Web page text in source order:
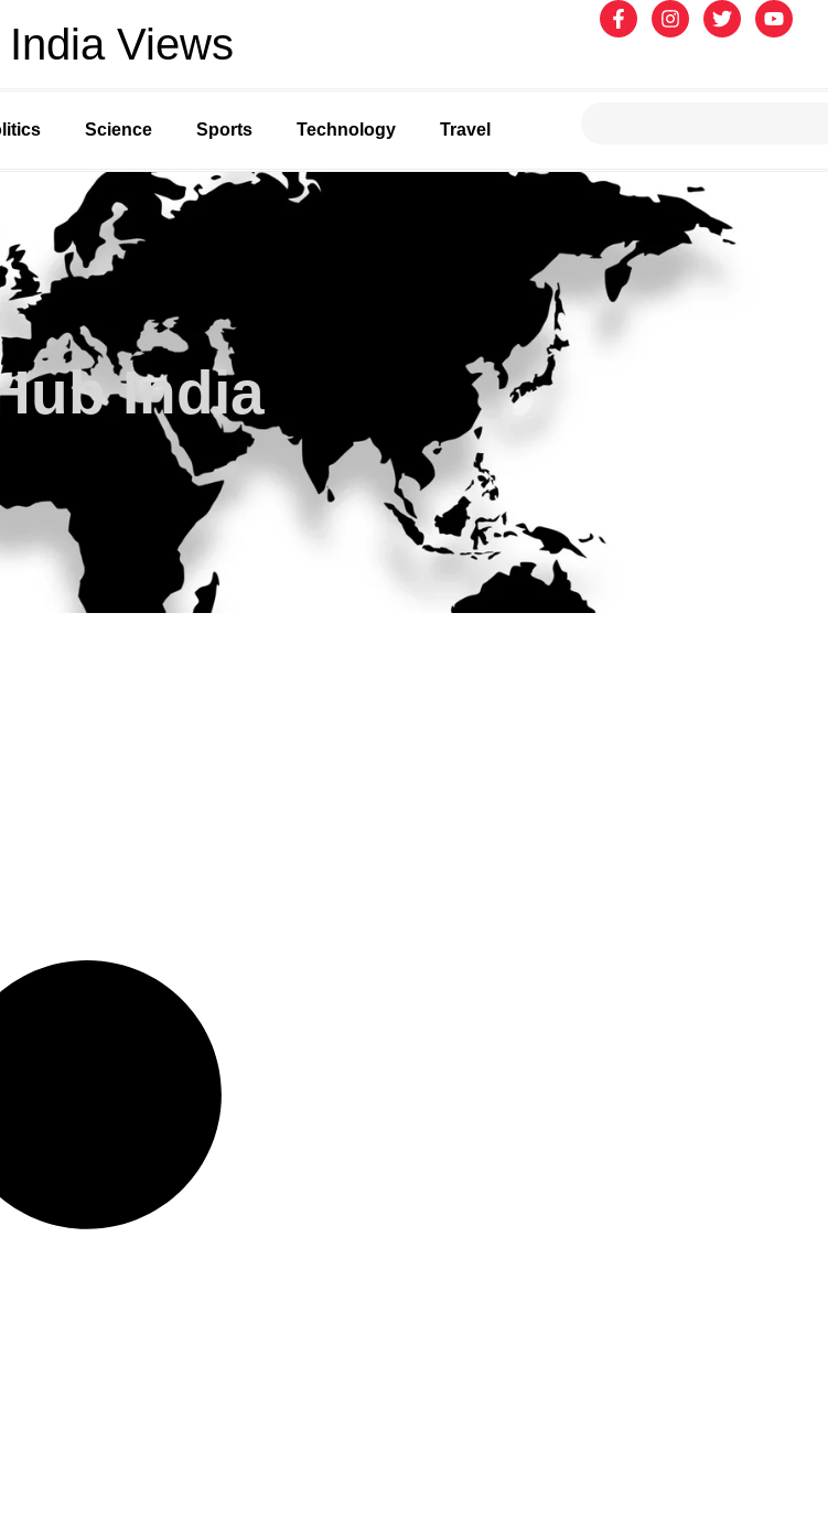
India Views
Science Sports Technology Travel
India